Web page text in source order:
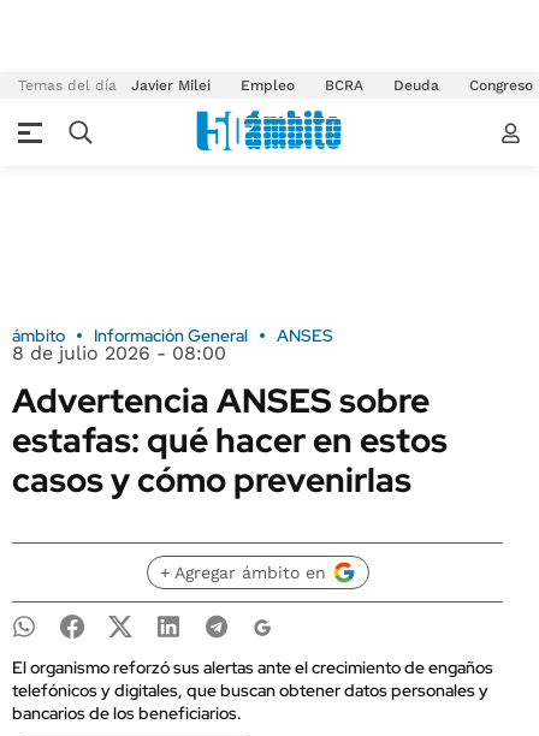
Temas del día Javier Milei Empleo BCRA Deuda Congreso
ámbito Información General ANSES
8 de julio 2026 - 08:00
Advertencia ANSES sobre
estafas: qué hacer en estos
casos y cómo prevenirlas
+ Agregar ámbito en
El organismo reforzó sus alertas ante el crecimiento de engaños
telefónicos y digitales, que buscan obtener datos personales y
bancarios de los beneficiarios.